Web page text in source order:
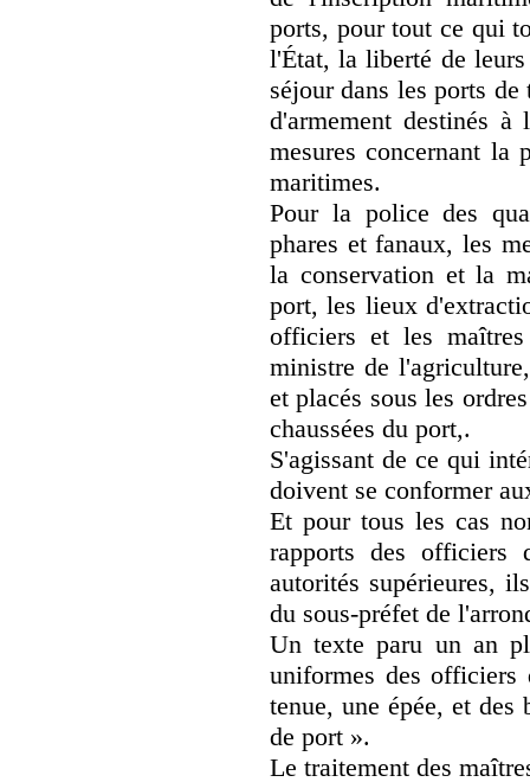
ports, pour tout ce qui
l'État, la liberté de
séjour dans les ports
d'armement destinés
mesures concernant la
maritimes.
Pour la police des
phares et fanaux, les
la conservation et la
port, les lieux
officiers et les
ministre de
et placés sous les
chaussées du port,.
S'agissant de ce qui
doivent se conformer
Et pour tous les cas
rapports des
autorités supérieures,
du sous-préfet de
Un texte paru un an
uniformes des officiers
tenue, une épée, et
de port ».
Le traitement des